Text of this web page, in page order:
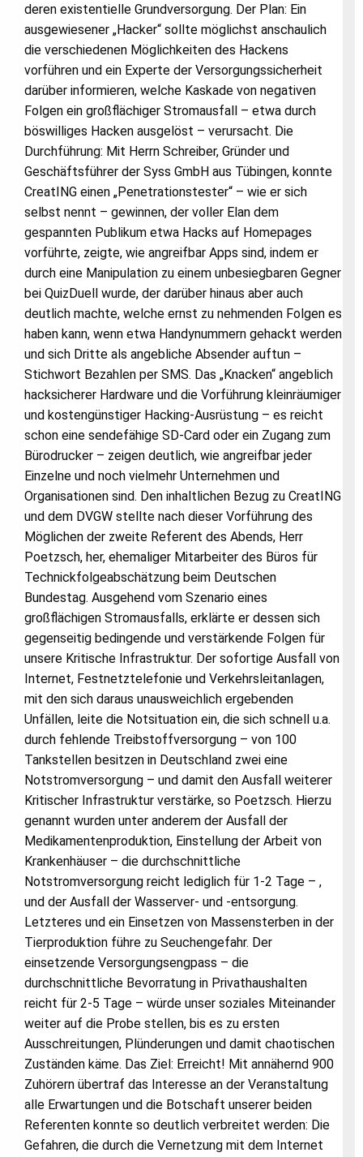
deren existentielle Grundversorgung. Der Plan: Ein
ausgewiesener „Hacker“ sollte möglichst anschaulich
die verschiedenen Möglichkeiten des Hackens
vorführen und ein Experte der Versorgungssicherheit
darüber informieren, welche Kaskade von negativen
Folgen ein großflächiger Stromausfall – etwa durch
böswilliges Hacken ausgelöst – verursacht. Die
Durchführung: Mit Herrn Schreiber, Gründer und
Geschäftsführer der Syss GmbH aus Tübingen, konnte
CreatING einen „Penetrationstester“ – wie er sich
selbst nennt – gewinnen, der voller Elan dem
gespannten Publikum etwa Hacks auf Homepages
vorführte, zeigte, wie angreifbar Apps sind, indem er
durch eine Manipulation zu einem unbesiegbaren Gegner
bei QuizDuell wurde, der darüber hinaus aber auch
deutlich machte, welche ernst zu nehmenden Folgen es
haben kann, wenn etwa Handynummern gehackt werden
und sich Dritte als angebliche Absender auftun –
Stichwort Bezahlen per SMS. Das „Knacken“ angeblich
hacksicherer Hardware und die Vorführung kleinräumiger
und kostengünstiger Hacking-Ausrüstung – es reicht
schon eine sendefähige SD-Card oder ein Zugang zum
Bürodrucker – zeigen deutlich, wie angreifbar jeder
Einzelne und noch vielmehr Unternehmen und
Organisationen sind. Den inhaltlichen Bezug zu CreatING
und dem DVGW stellte nach dieser Vorführung des
Möglichen der zweite Referent des Abends, Herr
Poetzsch, her, ehemaliger Mitarbeiter des Büros für
Technickfolgeabschätzung beim Deutschen
Bundestag. Ausgehend vom Szenario eines
großflächigen Stromausfalls, erklärte er dessen sich
gegenseitig bedingende und verstärkende Folgen für
unsere Kritische Infrastruktur. Der sofortige Ausfall von
Internet, Festnetztelefonie und Verkehrsleitanlagen,
mit den sich daraus unausweichlich ergebenden
Unfällen, leite die Notsituation ein, die sich schnell u.a.
durch fehlende Treibstoffversorgung – von 100
Tankstellen besitzen in Deutschland zwei eine
Notstromversorgung – und damit den Ausfall weiterer
Kritischer Infrastruktur verstärke, so Poetzsch. Hierzu
genannt wurden unter anderem der Ausfall der
Medikamentenproduktion, Einstellung der Arbeit von
Krankenhäuser – die durchschnittliche
Notstromversorgung reicht lediglich für 1-2 Tage – ,
und der Ausfall der Wasserver- und -entsorgung.
Letzteres und ein Einsetzen von Massensterben in der
Tierproduktion führe zu Seuchengefahr. Der
einsetzende Versorgungsengpass – die
durchschnittliche Bevorratung in Privathaushalten
reicht für 2-5 Tage – würde unser soziales Miteinander
weiter auf die Probe stellen, bis es zu ersten
Ausschreitungen, Plünderungen und damit chaotischen
Zuständen käme. Das Ziel: Erreicht! Mit annähernd 900
Zuhörern übertraf das Interesse an der Veranstaltung
alle Erwartungen und die Botschaft unserer beiden
Referenten konnte so deutlich verbreitet werden: Die
Gefahren, die durch die Vernetzung mit dem Internet